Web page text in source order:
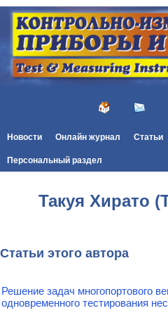
Новости Онлайн журнал Статьи
Персональный раздел
Такуя Хирато
Статьи этого автора
Решение задач многопортового
одновременного тестирования